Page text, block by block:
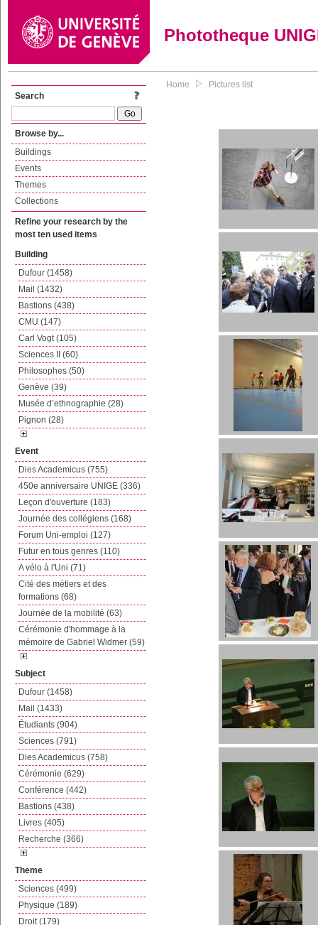
Phototheque
Search
Browse by...
Buildings
Events
Themes
Collections
Refine your research by the
most ten used items
Building
Dufour (1458)
Mail (1432)
Bastions (438)
CMU (147)
Carl Vogt (105)
Sciences II (60)
Philosophes (50)
Genève (39)
Musée d’ethnographie (28)
Pignon (28)
Event
Dies Academicus (755)
450e anniversaire UNIGE (336)
Leçon d'ouverture (183)
Journée des collégiens (168)
Forum Uni-emploi (127)
Futur en tous genres (110)
A vélo à l'Uni (71)
Cité des métiers et des
formations (68)
Journée de la mobilité (63)
Cérémonie d'hommage à la
mémoire de Gabriel Widmer (59)
Subject
Dufour (1458)
Mail (1433)
Étudiants (904)
Sciences (791)
Dies Academicus (758)
Cérémonie (629)
Conférence (442)
Bastions (438)
Livres (405)
Recherche (366)
Theme
Sciences (499)
Physique (189)
Droit (179)
Home Pictures list